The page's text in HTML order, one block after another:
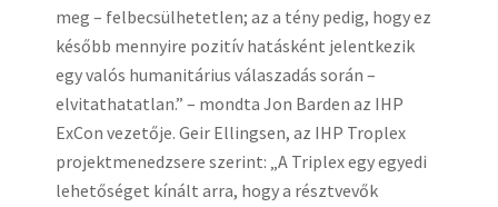
meg – felbecsülhetetlen; az a tény pedig, hogy ez
később mennyire pozitív hatásként jelentkezik
egy valós humanitárius válaszadás során –
elvitathatatlan.” – mondta Jon Barden az IHP
ExCon vezetője. Geir Ellingsen, az IHP Troplex
projektmenedzsere szerint: „A Triplex egy egyedi
lehetőséget kínált arra, hogy a résztvevők